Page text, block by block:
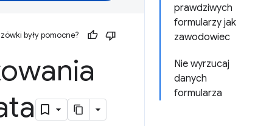
prawdziwych
formularzy jak
zawodowiec
Nie wyrzucaj
danych
formularza
były pomocne?